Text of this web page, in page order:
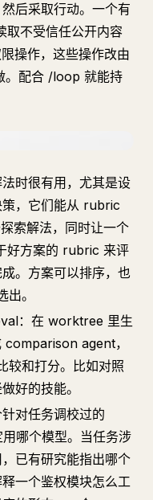
后采取行动。一个有
取不受信任公开内容
操作，这些操作改由
。配合 /loop 就能持
时很有用，尤其是设
，它们能从 rubric
索解法，同时让一个
好方案的 rubric 来评
。方案可以排序，也
。
：在 worktree 里生
agent，
较和打分。比如对照
好的技能。
对任务调校过的
哪个模型。当任务涉
已有研究能指出哪个
一个鉴权模块怎么工